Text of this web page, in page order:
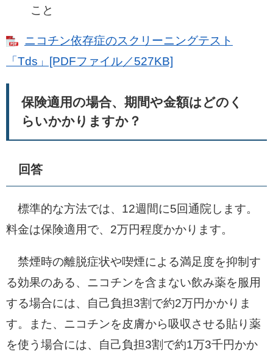
こと
ニコチン依存症のスクリーニングテスト
「Tds」[PDFファイル／527KB]
保険適用の場合、期間や金額はどのく
らいかかりますか？
回答
標準的な方法では、12週間に5回通院します。
料金は保険適用で、2万円程度かかります。
禁煙時の離脱症状や喫煙による満足度を抑制す
る効果のある、ニコチンを含まない飲み薬を服用
する場合には、自己負担3割で約2万円かかりま
す。また、ニコチンを皮膚から吸収させる貼り薬
を使う場合には、自己負担3割で約1万3千円かか